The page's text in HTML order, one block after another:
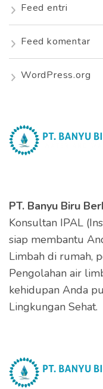
Feed entri
Feed komentar
WordPress.org
PT. Banyu Biru
Konsultan IPAL
siap membantu
Limbah di rumah,
Pengolahan air
kehidupan Anda
Lingkungan Sehat.